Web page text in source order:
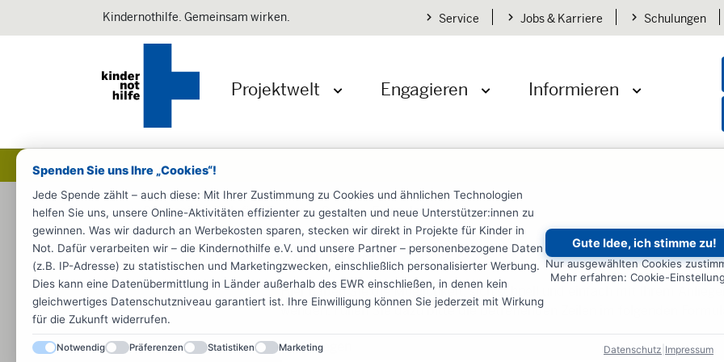
Spenden Sie uns Ihre „Cookies“!
Jede Spende zählt – auch diese: Mit Ihrer Zustimmung zu Cookies und ähnlichen Technologien
helfen Sie uns, unsere Online-Aktivitäten effizienter zu gestalten und neue Unterstützer:innen zu
gewinnen. Was wir dadurch an Werbekosten sparen, stecken wir direkt in Projekte für Kinder in
Not. Dafür verarbeiten wir – die Kindernothilfe e.V. und unsere Partner – personenbezogene Daten
(z.B. IP-Adresse) zu statistischen und Marketingzwecken, einschließlich personalisierter Werbung.
Dies kann eine Datenübermittlung in Länder außerhalb des EWR einschließen, in denen kein
gleichwertiges Datenschutzniveau garantiert ist. Ihre Einwilligung können Sie jederzeit mit Wirkung
für die Zukunft widerrufen.
Gute Idee, ich stimme zu!
Nur ausgewählten Cookies
Mehr erfahren: Cookie-
Notwendig Präferenzen Statistiken Marketing Datenschutz Impressum
Kindernothilfe. Gemeinsam wirken. Service Jobs & Karriere Schulungen
Projektwelt Engagieren Informieren
Startseite Häufige Fragen Service-Formular
Service
Hier haben Sie die Möglichkeit, sich schnell und einfach mit Ihrem
wenden. Füllen Sie dazu bitte die betreffenden Zeilen im folgenden
Ihr Anliegen